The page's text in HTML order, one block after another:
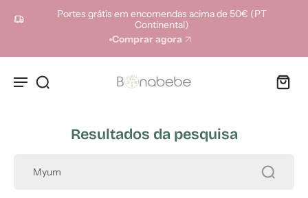
Portes grátis em encomendas acima de 50€ (PT
Continental)
Comprar agora
Resultados da pesquisa